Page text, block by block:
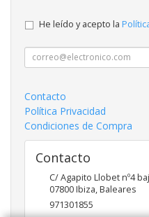
He leído y acepto la
Contacto
Política Privacidad
Condiciones de Compra
Contacto
C/ Agapito Llobet nº4
07800Ibiza,Baleares
971301855